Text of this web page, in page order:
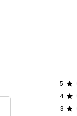
5
4
3